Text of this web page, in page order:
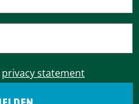
privacy statement